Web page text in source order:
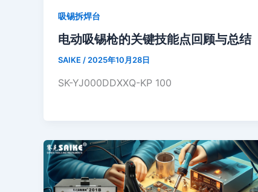
吸锡拆焊台
电动吸锡枪的关键技能点回顾与总结
SAIKE / 2025年10月28日
SK-YJ000DDXXQ-KP 100